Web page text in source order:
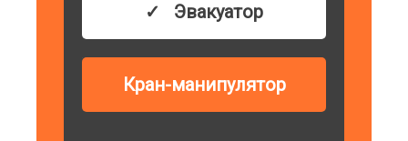
Эвакуатор
Кран-манипулятор